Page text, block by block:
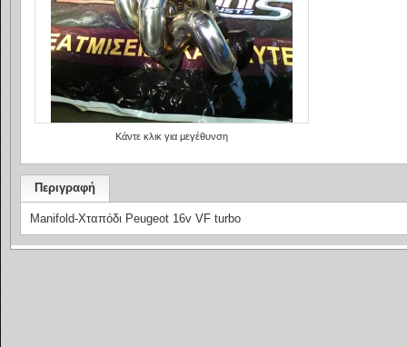
Κάντε κλικ για μεγέθυνση
Περιγραφή
Manifold-Xταπόδι Peugeot 16v VF turbo